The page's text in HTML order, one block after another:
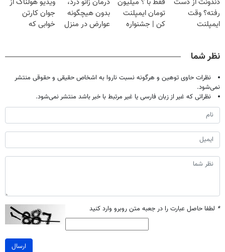
تحمل میکنی؟❗ خانگی ◗پرسش‌نامه◖
رفته؟ وقت
ایمپلنت
تومان ایمپلنت
کن | جشنواره
بدون هیچگونه
عوارض در منزل
جوان کارتن
خوابی که
نظر شما
نظرات حاوی توهین و هرگونه نسبت ناروا به اشخاص حقیقی و حقوقی منتشر
نمی‌شود.
نظراتی که غیر از زبان فارسی یا غیر مرتبط با خبر باشد منتشر نمی‌شود.
* لطفا حاصل عبارت را در جعبه متن روبرو وارد کنید
ارسال